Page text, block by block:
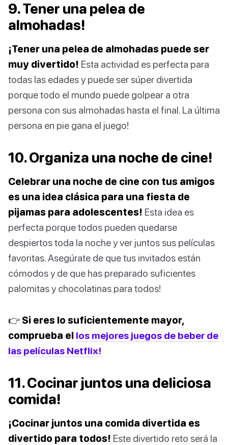
9. Tener una pelea de
almohadas!
¡Tener una pelea de almohadas puede ser
muy divertido! Esta actividad es perfecta para
todas las edades y puede ser súper divertida
porque todo el mundo puede golpear a otra
persona con sus almohadas hasta el final. La última
persona en pie gana el juego!
10. Organiza una noche de cine!
Celebrar una noche de cine con tus amigos
es una idea clásica para una fiesta de
pijamas para adolescentes! Esta idea es
perfecta porque todos pueden quedarse
despiertos toda la noche y ver juntos sus películas
favoritas. Asegúrate de que tus invitados están
cómodos y de que has preparado suficientes
palomitas y chocolatinas para todos!
👉 Si eres lo suficientemente mayor,
comprueba el los mejores juegos de beber de
las películas Netflix!
11. Cocinar juntos una deliciosa
comida!
¡Cocinar juntos una comida divertida es
divertido para todos! Este divertido reto será la